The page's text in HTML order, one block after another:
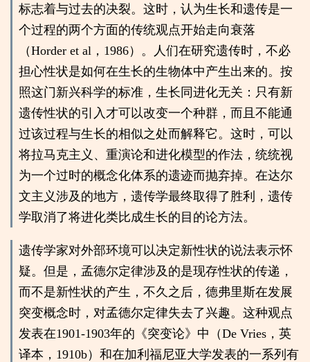
标志着与过去的决裂。这时，认为生长和遗传是一
个过程的两个方面的传统观点开始走向衰落
（Horder et al，1986）。人们在研究遗传时，不必
担心性状是如何在生长的生物体中产生出来的。按
照这门新兴科学的标准，生长同进化无关：只有新
遗传性状的引入才可以改变一个种群，而且不能通
过该过程与生长的相似之处而解释它。这时，可以
将拉马克主义、重演论和进化模型的作法，统统视
为一个过时的概念化体系的遗迹而抛弃掉。在达尔
文主义涉及的地方，遗传学最终取得了胜利，遗传
学取消了将进化类比成生长的目的论方法。
遗传学家对外部环境可以决定新性状的说法表示怀
疑。但是，孟德尔定律涉及的是现存性状的传递，
而不是新性状的产生，不久之后，德弗里斯在发展
突变概念时，对孟德尔定律失去了兴趣。这种观点
发表在1901-1903年的《突变论》中（De Vries，英
译本，1910b）和在加利福尼亚大学发表的一系列有